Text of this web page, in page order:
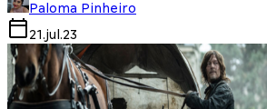
Paloma Pinheiro
21.jul.23